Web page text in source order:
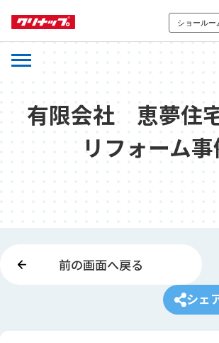
ショールー
有限会社 恵夢住
リフォーム
前の画面へ戻る
シェ